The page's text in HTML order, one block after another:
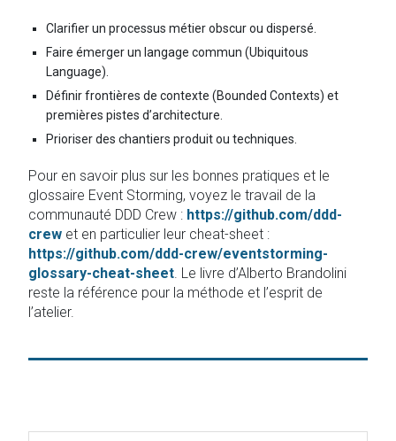
Clarifier un processus métier obscur ou dispersé.
Faire émerger un langage commun (Ubiquitous
Language).
Définir frontières de contexte (Bounded Contexts) et
premières pistes d’architecture.
Prioriser des chantiers produit ou techniques.
Pour en savoir plus sur les bonnes pratiques et le
glossaire Event Storming, voyez le travail de la
communauté DDD Crew : https://github.com/ddd-
crew et en particulier leur cheat-sheet :
https://github.com/ddd-crew/eventstorming-
glossary-cheat-sheet . Le livre d’Alberto Brandolini
reste la référence pour la méthode et l’esprit de
l’atelier.